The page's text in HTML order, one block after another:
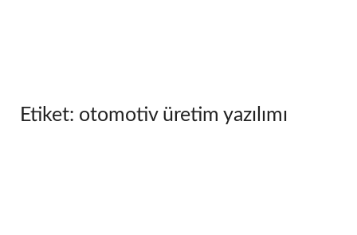
Etiket: otomotiv üretim yazılımı